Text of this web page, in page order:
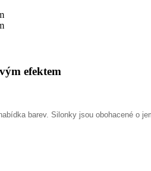
efektem
barev. Silonky jsou obohacené o